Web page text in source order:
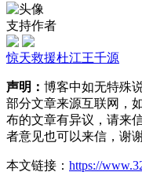
支持作者
惊天救援杜江王千源
声明： 博客中如无特殊
部分文章来源互联网，
布的文章有异议，请来
者意见也可以来信，谢谢
本文链接： https://